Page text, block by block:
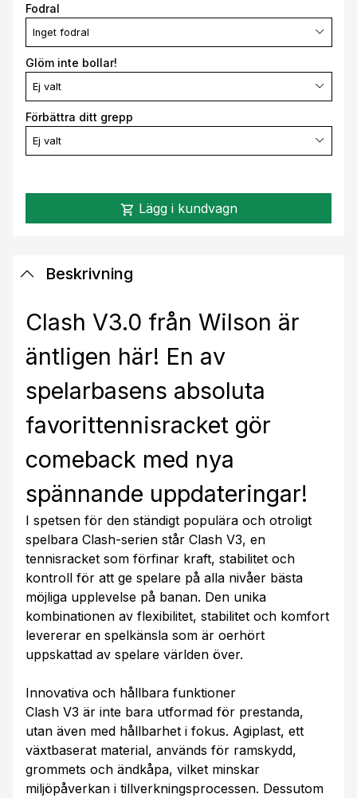
Fodral
Inget fodral
Glöm inte bollar!
Ej valt
Förbättra ditt grepp
Ej valt
shopping_cart Lägg i kundvagn
Beskrivning
Clash V3.0 från Wilson är
äntligen här! En av
spelarbasens absoluta
favorittennisracket gör
comeback med nya
spännande uppdateringar!
I spetsen för den ständigt populära och otroligt
spelbara Clash-serien står Clash V3, en
tennisracket som förfinar kraft, stabilitet och
kontroll för att ge spelare på alla nivåer bästa
möjliga upplevelse på banan. Den unika
kombinationen av flexibilitet, stabilitet och komfort
levererar en spelkänsla som är oerhört
uppskattad av spelare världen över.
Innovativa och hållbara funktioner
Clash V3 är inte bara utformad för prestanda,
utan även med hållbarhet i fokus. Agiplast, ett
växtbaserat material, används för ramskydd,
grommets och ändkåpa, vilket minskar
miljöpåverkan i tillverkningsprocessen. Dessutom